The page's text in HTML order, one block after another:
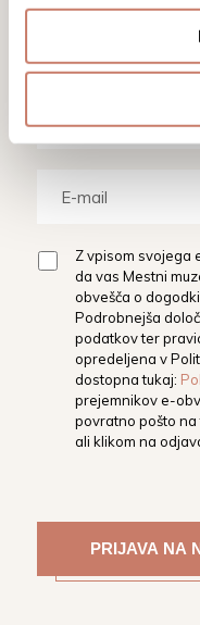
aktualnim
Z vpisom svojega
da vas Mestni
obvešča o
Podrobnejša
podatkov ter
opredeljena v
dostopna tukaj:
prejemnikov e-
povratno pošto na
ali klikom na